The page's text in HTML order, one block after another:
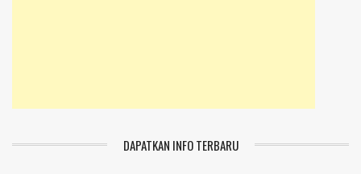
DAPATKAN INFO TERBARU